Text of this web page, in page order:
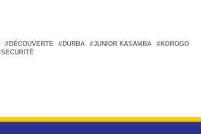
DÉCOUVERTE DURBA JUNIOR KASAMBA
KOROGO
SECURITÉ